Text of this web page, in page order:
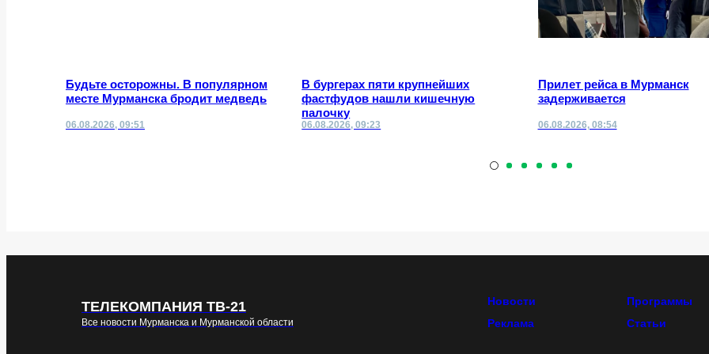
Будьте осторожны. В популярном
месте Мурманска бродит медведь
06.08.2026, 09:51
В бургерах пяти крупнейших
фастфудов нашли кишечную
палочку
06.08.2026, 09:23
Прилет рейса в Мурманск
задерживается
06.08.2026, 08:54
ТЕЛЕКОМПАНИЯ ТВ-21
Все новости Мурманска и Мурманской области
Новости Программы
Реклама
Статьи